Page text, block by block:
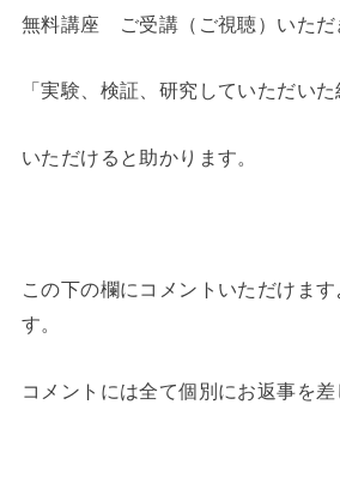
無料講座 ご受講（ご視聴）いただ
「実験、検証、研究していただい
いただけると助かります。
この下の欄にコメントいただけます
す。
コメントには全て個別にお返事を差